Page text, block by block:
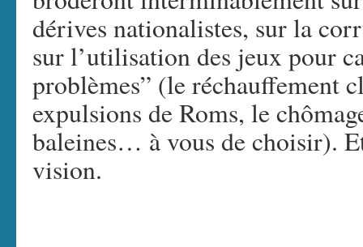
dérives nationalistes, sur la
sur l’utilisation des jeux pour
problèmes” (le réchauffement
expulsions de Roms, le
baleines… à vous de choisir).
vision.